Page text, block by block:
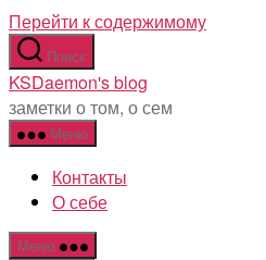
Перейти к содержимому
Поиск
KSDaemon's blog
заметки о том, о сем
Меню
Контакты
О себе
Меню